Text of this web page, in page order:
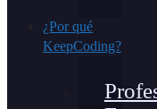
¿Por qué
KeepCoding?